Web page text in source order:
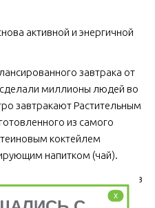
активной и энергичной
завтрака от
миллионы людей во
завтракают Растительным
из самого
коктейлем
напитком (чай).
приемом пищи, который ни в
x